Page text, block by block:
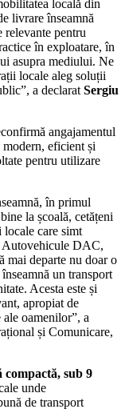
locală din
livrare înseamnă
pentru
în exploatare, în
asupra mediului. Ne
locale aleg soluții
a declarat Sergiu
angajamentul
eficient și
pentru utilizare
în primul
la școală, cetățeni
care simt
Autovehicule DAC,
mai departe nu doar o
un transport
Acesta este și
apropiat de
oamenilor”, a
și Comunicare,
sub 9
unde
de transport